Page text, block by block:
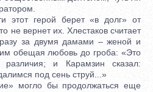
герой берет «в долг» от
не вернет их. Хлестаков считает
за двумя дамами – женой и
обещая любовь до гроба: «Это
и Карамзин сказал:
под сень струй...»
могло бы продолжаться еще